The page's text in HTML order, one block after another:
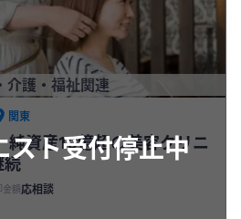
スト受付停止中
介護・福祉関連
関東
純資産10億超の美容クリニ
続
金額応相談